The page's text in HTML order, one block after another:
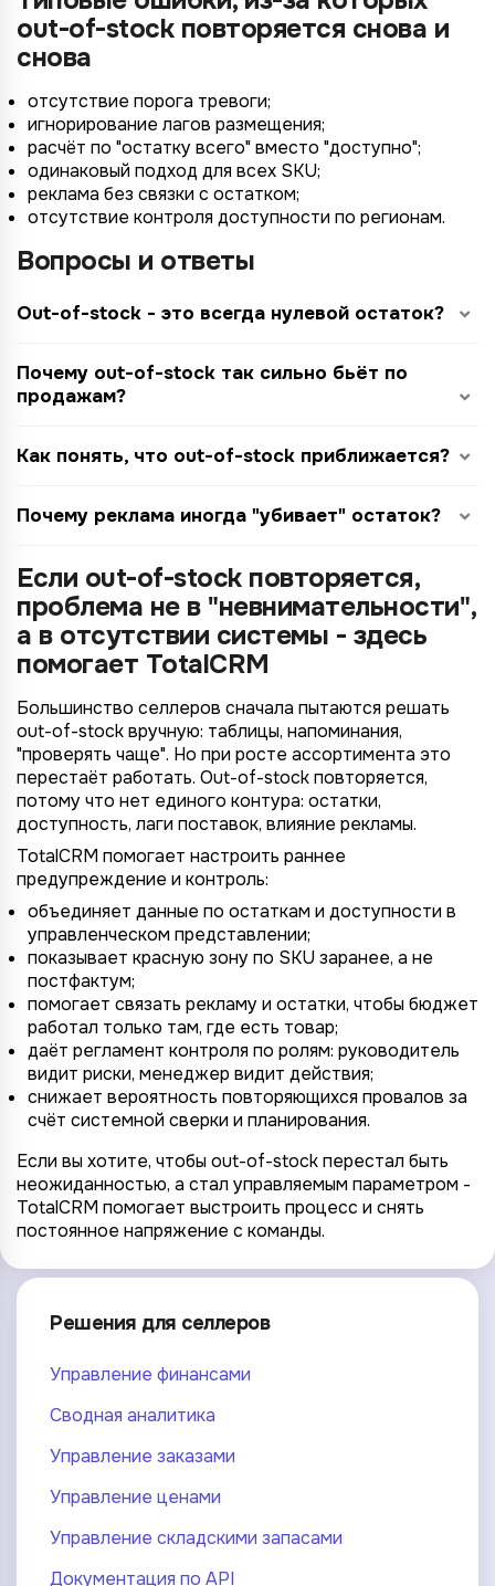
out-of-stock повторяется снова и
снова
отсутствие порога тревоги;
игнорирование лагов размещения;
расчёт по "остатку всего" вместо "доступно";
одинаковый подход для всех SKU;
реклама без связки с остатком;
отсутствие контроля доступности по регионам.
Вопросы и ответы
Out-of-stock - это всегда нулевой остаток?
Почему out-of-stock так сильно бьёт по
продажам?
Как понять, что out-of-stock приближается?
Почему реклама иногда "убивает" остаток?
Если out-of-stock повторяется,
проблема не в "невнимательности",
а в отсутствии системы - здесь
помогает TotalCRM
Большинство селлеров сначала пытаются решать
out-of-stock вручную: таблицы, напоминания,
"проверять чаще". Но при росте ассортимента это
перестаёт работать. Out-of-stock повторяется,
потому что нет единого контура: остатки,
доступность, лаги поставок, влияние рекламы.
TotalCRM помогает настроить раннее
предупреждение и контроль:
объединяет данные по остаткам и доступности в
управленческом представлении;
показывает красную зону по SKU заранее, а не
постфактум;
помогает связать рекламу и остатки, чтобы бюджет
работал только там, где есть товар;
даёт регламент контроля по ролям: руководитель
видит риски, менеджер видит действия;
снижает вероятность повторяющихся провалов за
счёт системной сверки и планирования.
Если вы хотите, чтобы out-of-stock перестал быть
неожиданностью, а стал управляемым параметром -
TotalCRM помогает выстроить процесс и снять
постоянное напряжение с команды.
Решения для селлеров
Управление финансами
Сводная аналитика
Управление заказами
Управление ценами
Управление складскими запасами
Документация по API